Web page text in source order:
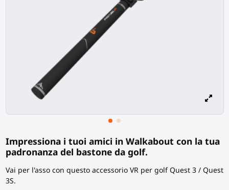
Impressiona i tuoi amici in Walkabout con la tua
padronanza del bastone da golf.
Vai per l'asso con questo accessorio VR per golf Quest 3 / Quest
3S.